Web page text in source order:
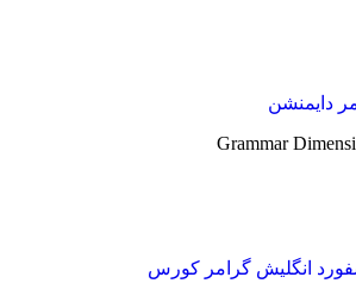
دایمنشن
Grammar
انگلیش گرامر کورس